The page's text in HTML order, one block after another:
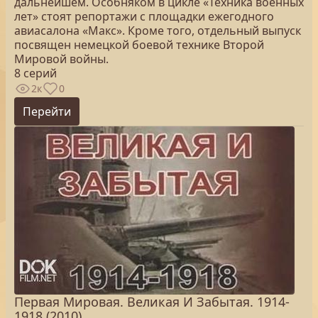
лет» стоят репортажи с площадки ежегодного
авиасалона «Макс». Кроме того, отдельный выпуск
посвящен немецкой боевой технике Второй
Мировой войны.
8 серий
2к 0
Перейти
Первая Мировая. Великая И Забытая. 1914-